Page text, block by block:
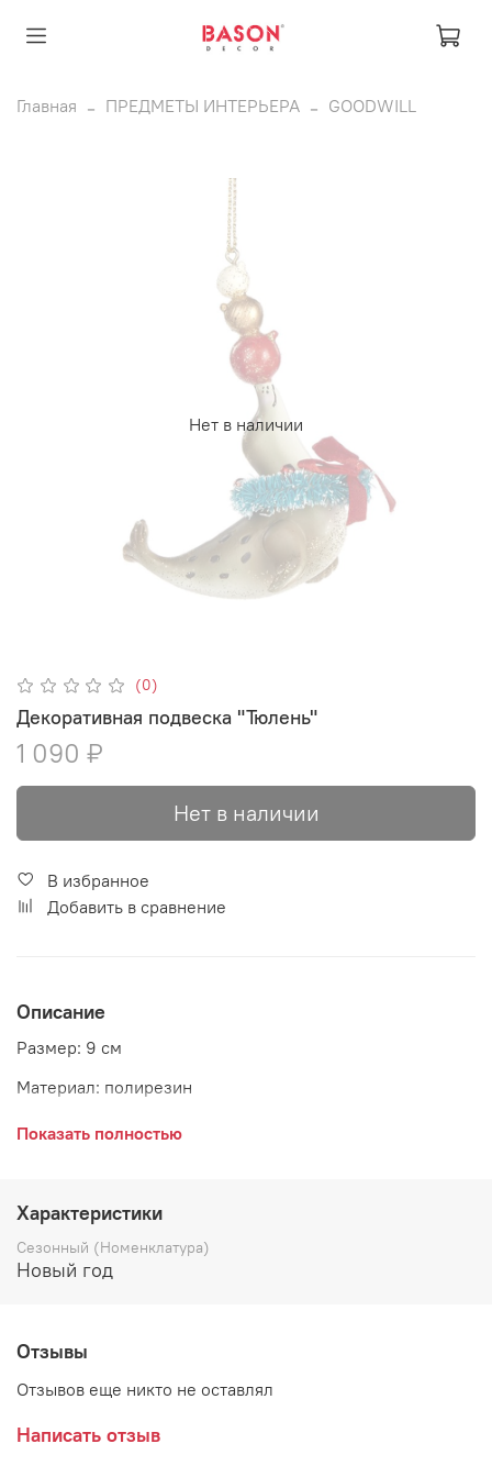
Главная ПРЕДМЕТЫ ИНТЕРЬЕРА GOODWILL
Нет в наличии
(0)
Декоративная подвеска "Тюлень"
1 090 ₽
Нет в наличии
В избранное
Добавить в сравнение
Описание
Размер: 9 см
Материал: полирезин
Страна: Бельгия
Коллекция: SANTA'S CIRCUS
Показать полностью
Характеристики
Сезонный (Номенклатура)
Новый год
Отзывы
Отзывов еще никто не оставлял
Написать отзыв